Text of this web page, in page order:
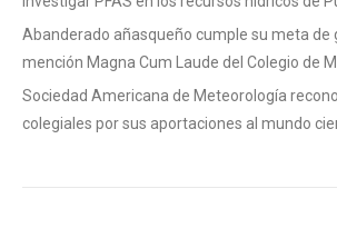
Abanderado añasqueño cumple su meta de
mención Magna Cum Laude del Colegio de
Sociedad Americana de Meteorología
colegiales por sus aportaciones al mundo